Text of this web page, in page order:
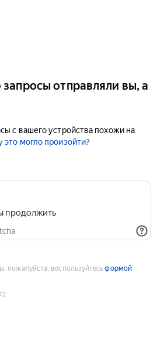
отправляли вы, а
с вашего устройства похожи на
это могло произойти?
продолжить
пожалуйста, воспользуйтесьформой